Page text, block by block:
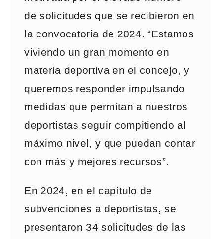
de solicitudes que se recibieron en
la convocatoria de 2024. “Estamos
viviendo un gran momento en
materia deportiva en el concejo, y
queremos responder impulsando
medidas que permitan a nuestros
deportistas seguir compitiendo al
máximo nivel, y que puedan contar
con más y mejores recursos”.
En 2024, en el capítulo de
subvenciones a deportistas, se
presentaron 34 solicitudes de las